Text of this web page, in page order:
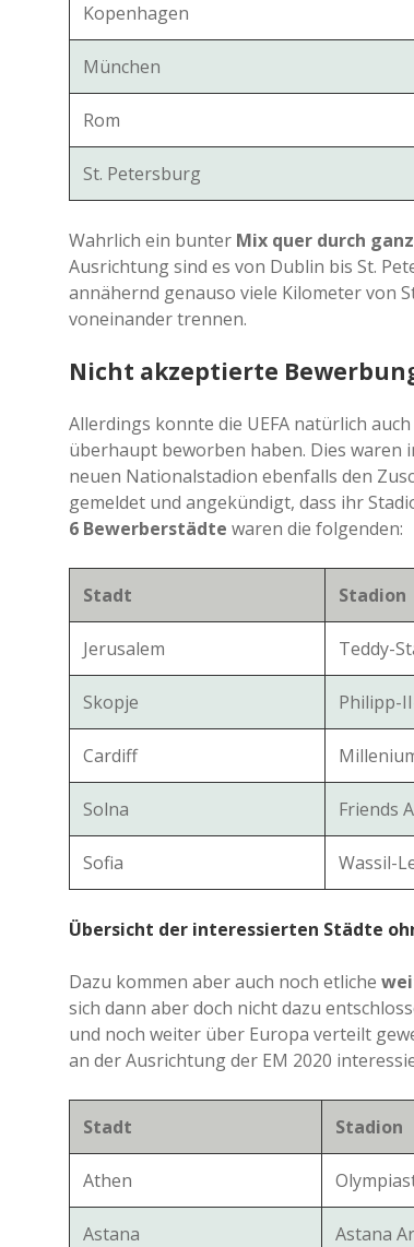
Kopenhagen
München
Rom
St. Petersburg
Wahrlich ein bunter Mix quer durch
Ausrichtung sind es von Dublin bis St.
annähernd genauso viele Kilometer von
voneinander trennen.
Nicht akzeptierte
Allerdings konnte die UEFA natürlich
überhaupt beworben haben. Dies waren
neuen Nationalstadion ebenfalls den
gemeldet und angekündigt, dass ihr
6 Bewerberstädte waren die folgenden:
Stadt Stadion
Jerusalem Teddy-
Skopje Philipp-
Cardiff
Solna Friends
Sofia Wassil-
Übersicht der interessierten Städte
Dazu kommen aber auch noch etliche
sich dann aber doch nicht dazu
und noch weiter über Europa verteilt
an der Ausrichtung der EM 2020
Stadt Stadion
Athen
Astana Astana